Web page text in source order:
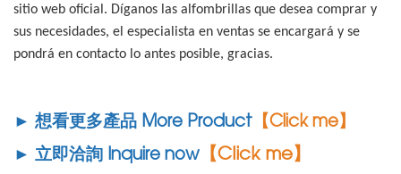
sitio web oficial. Díganos las alfombrillas que desea comprar y
sus necesidades, el especialista en ventas se encargará y se
pondrá en contacto lo antes posible, gracias.
► 想看更多產品 More Product 【Click me】
► 立即洽詢 Inquire now 【Click me】